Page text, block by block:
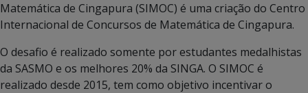
Matemática de Cingapura (SIMOC) é uma criação do Centro
Internacional de Concursos de Matemática de Cingapura.
O desafio é realizado somente por estudantes medalhistas
da SASMO e os melhores 20% da SINGA. O SIMOC é
realizado desde 2015, tem como objetivo incentivar o